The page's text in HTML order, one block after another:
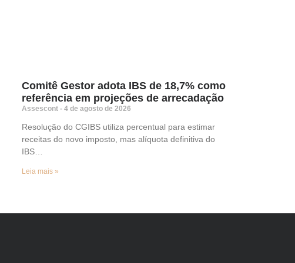
Comitê Gestor adota IBS de 18,7% como
referência em projeções de arrecadação
Assescont 4 de agosto de 2026
Resolução do CGIBS utiliza percentual para estimar
receitas do novo imposto, mas alíquota definitiva do
IBS…
Leia mais »